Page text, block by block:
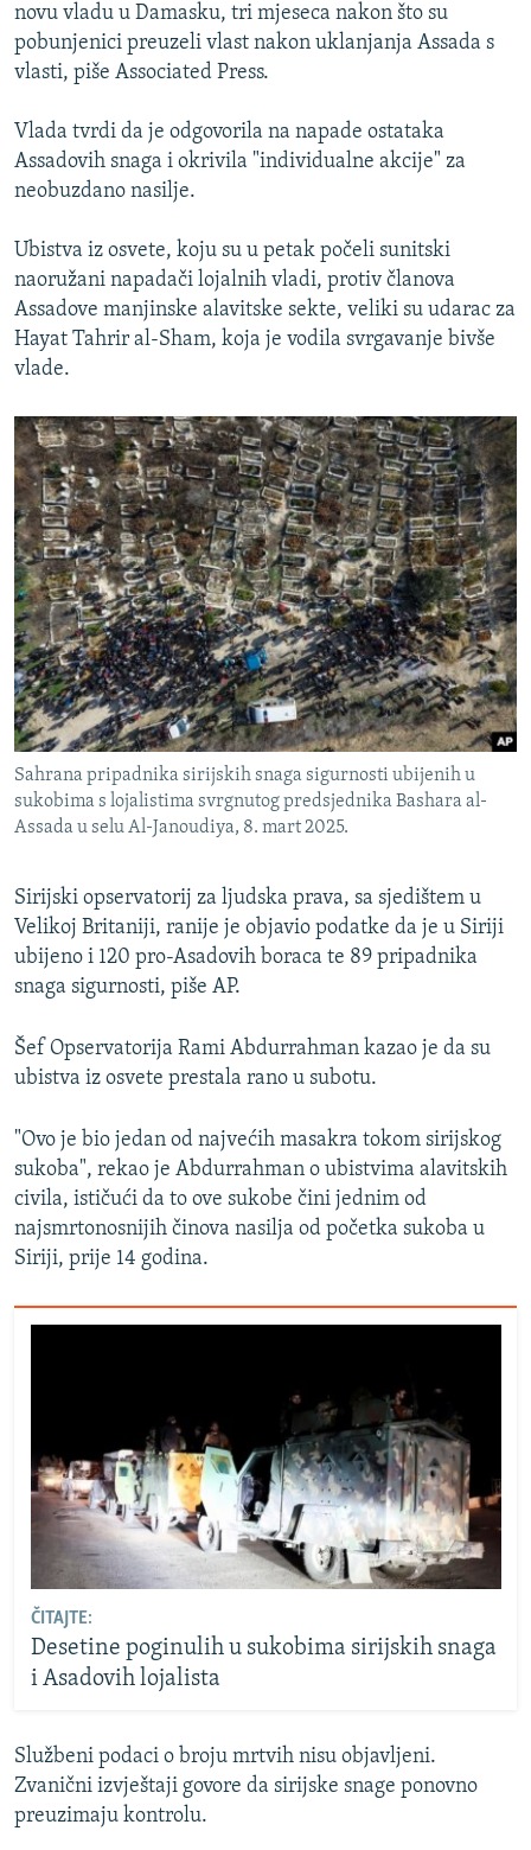
novu vladu u Damasku, tri mjeseca nakon što su
pobunjenici preuzeli vlast nakon uklanjanja Assada s
vlasti, piše Associated Press.
Vlada tvrdi da je odgovorila na napade ostataka
Assadovih snaga i okrivila "individualne akcije" za
neobuzdano nasilje.
Ubistva iz osvete, koju su u petak počeli sunitski
naoružani napadači lojalnih vladi, protiv članova
Assadove manjinske alavitske sekte, veliki su udarac za
Hayat Tahrir al-Sham, koja je vodila svrgavanje bivše
vlade.
Sahrana pripadnika sirijskih snaga sigurnosti ubijenih u
sukobima s lojalistima svrgnutog predsjednika Bashara al-
Assada u selu Al-Janoudiya, 8. mart 2025.
Sirijski opservatorij za ljudska prava, sa sjedištem u
Velikoj Britaniji, ranije je objavio podatke da je u Siriji
ubijeno i 120 pro-Asadovih boraca te 89 pripadnika
snaga sigurnosti, piše AP.
Šef Opservatorija Rami Abdurrahman kazao je da su
ubistva iz osvete prestala rano u subotu.
"Ovo je bio jedan od najvećih masakra tokom sirijskog
sukoba", rekao je Abdurrahman o ubistvima alavitskih
civila, ističući da to ove sukobe čini jednim od
najsmrtonosnijih činova nasilja od početka sukoba u
Siriji, prije 14 godina.
ČITAJTE:
Desetine poginulih u sukobima sirijskih snaga
i Asadovih lojalista
Službeni podaci o broju mrtvih nisu objavljeni.
Zvanični izvještaji govore da sirijske snage ponovno
preuzimaju kontrolu.